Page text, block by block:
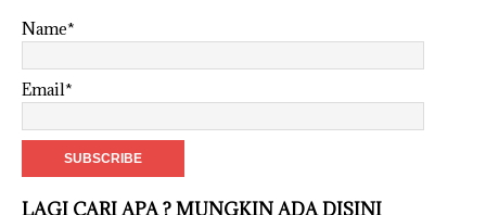
Name*
Email*
LAGI CARI APA ? MUNGKIN ADA DISINI